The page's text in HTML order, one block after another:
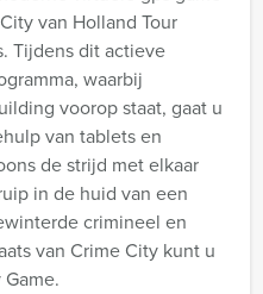
van Holland Tour
Tijdens dit actieve
waarbij
voorop staat, gaat u
van tablets en
de strijd met elkaar
in de huid van een
crimineel en
van Crime City kunt u